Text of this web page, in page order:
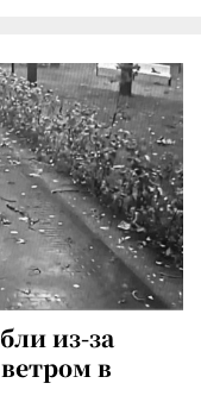
из-за
в